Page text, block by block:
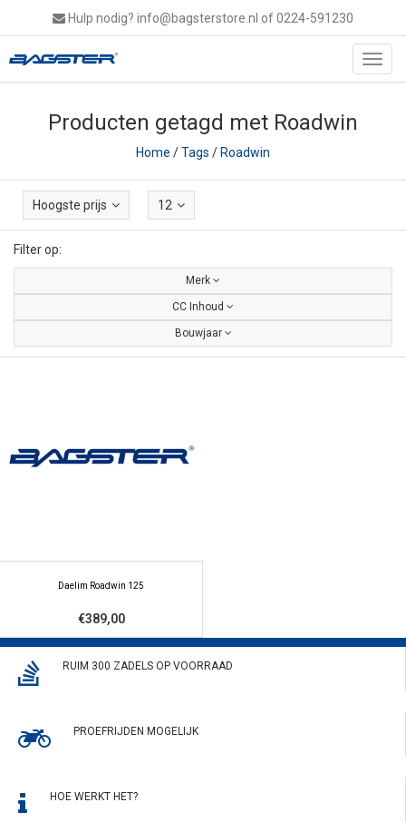
Hulp nodig? info@bagsterstore.nl of 0224-591230
Producten getagd met Roadwin
Home /Tags /Roadwin
Hoogste prijs 12
Filter op:
Merk
CC Inhoud
Bouwjaar
Daelim Roadwin 125
€389,00
RUIM 300 ZADELS OP VOORRAAD
PROEFRIJDEN MOGELIJK
HOE WERKT HET?